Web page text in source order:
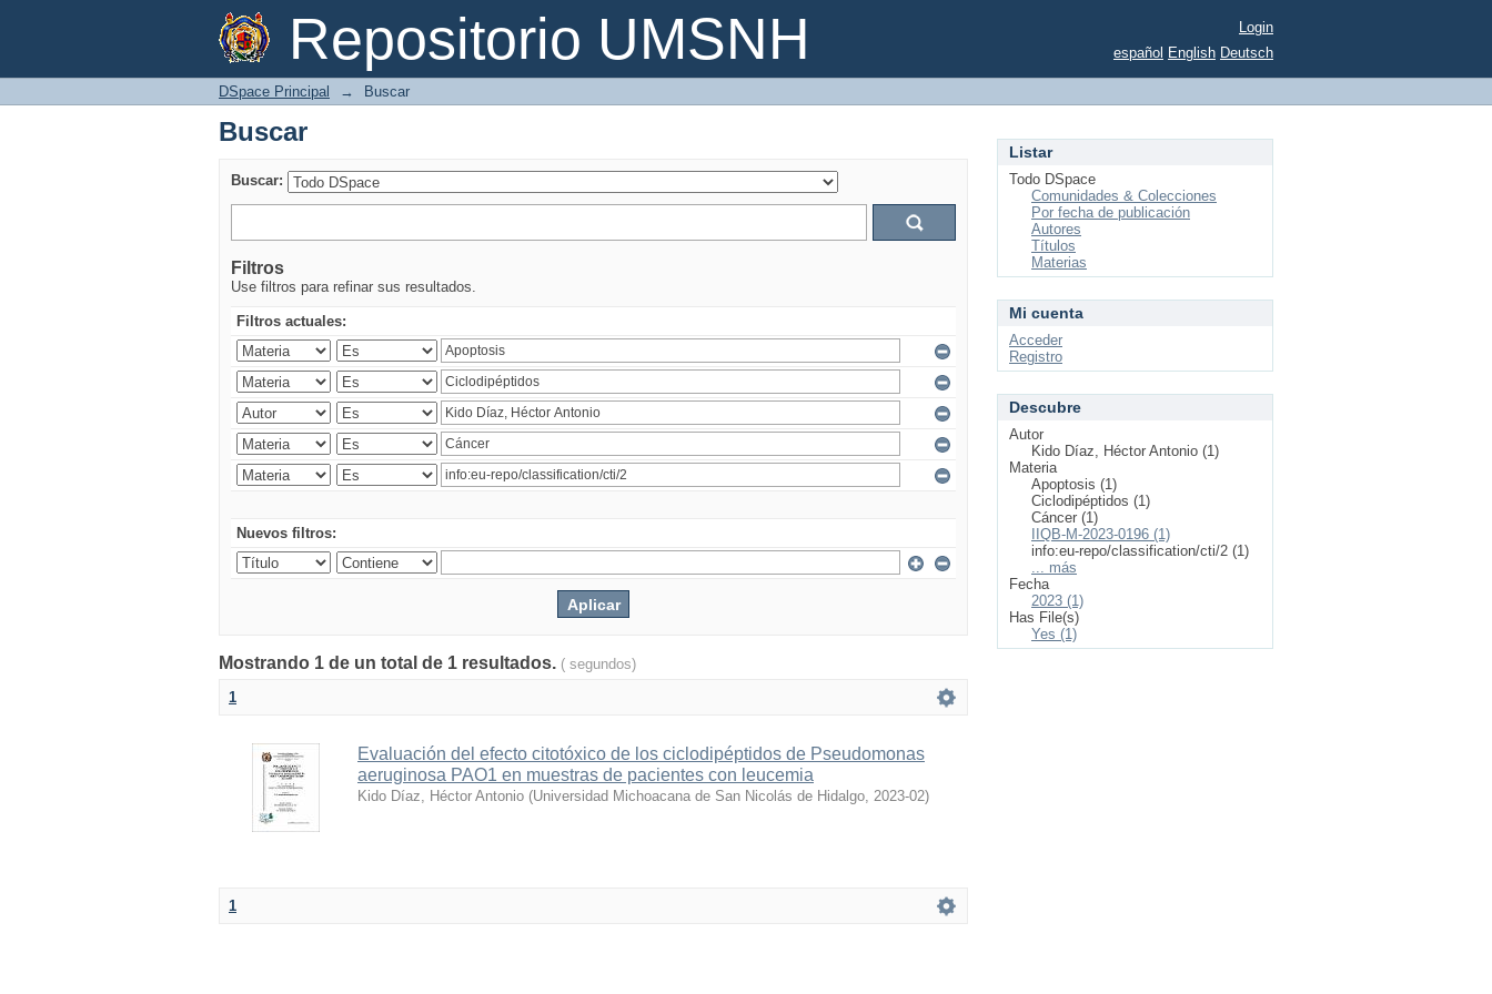
Repositorio UMSNH
Buscar
Login
español English Deutsch
DSpace Principal → Buscar
Buscar
Buscar:
Filtros
Use filtros para refinar sus resultados.
Filtros actuales:
Nuevos filtros:
Mostrando 1 de un total de 1 resultados. ( segundos)
1
Evaluación del efecto citotóxico de los ciclodipéptidos de Pseudomonas
aeruginosa PAO1 en muestras de pacientes con leucemia
Kido Díaz, Héctor Antonio (Universidad Michoacana de San Nicolás de Hidalgo, 2023-02)
1
Listar
Todo DSpace
Comunidades & Colecciones
Por fecha de publicación
Autores
Títulos
Materias
Mi cuenta
Acceder
Registro
Descubre
Autor
Kido Díaz, Héctor Antonio (1)
Materia
Apoptosis (1)
Ciclodipéptidos (1)
Cáncer (1)
IIQB-M-2023-0196 (1)
info:eu-repo/classification/cti/2 (1)
... más
Fecha
2023 (1)
Has File(s)
Yes (1)